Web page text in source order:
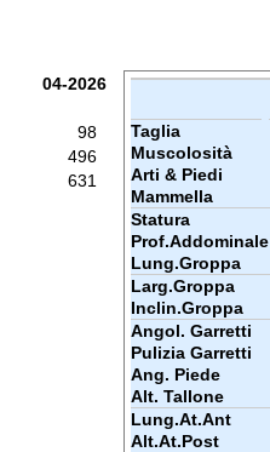
04-2026
98
496
631
Taglia
Muscolosità
Arti & Piedi
Mammella
Statura
Prof.Addominale
Lung.Groppa
Larg.Groppa
Inclin.Groppa
Angol. Garretti
Pulizia Garretti
Ang. Piede
Alt. Tallone
Lung.At.Ant
Alt.At.Post